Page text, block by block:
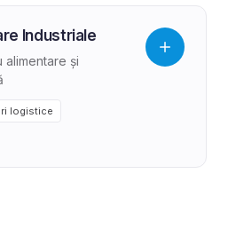
Industriale
alimentare și
logistice